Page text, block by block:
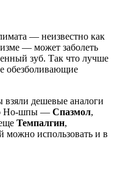
— неизвестно как
— может заболеть
зуб. Так что лучше
обезболивающие
дешевые аналоги
Но-шпы — Спазмол,
Темпалгин,
можно использовать и в